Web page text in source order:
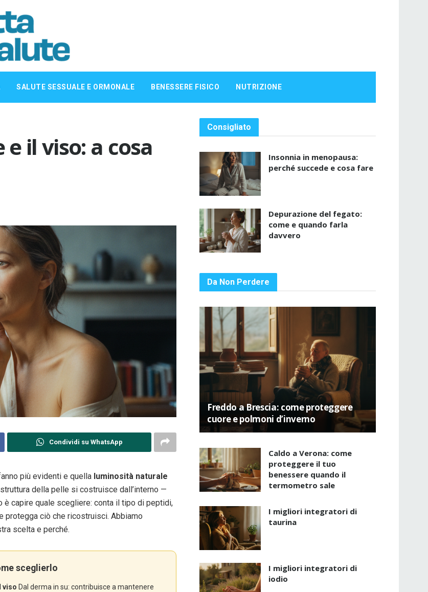
SALUTE SESSUALE E ORMONALE BENESSERE FISICO NUTRIZIONE
il viso: a cosa
Condividi su WhatsApp
più evidenti e quella luminosità naturale
della pelle si costruisce dall’interno —
è capire quale scegliere: conta il tipo di peptidi,
protegga ciò che ricostruisci. Abbiamo
scelta e perché.
sceglierlo
viso Dal derma in su: contribuisce a mantenere
Consigliato
Insonnia in menopausa:
perché succede e cosa fare
Depurazione del fegato:
come e quando farla
davvero
Da Non Perdere
Freddo a Brescia: come proteggere
cuore e polmoni d’inverno
Caldo a Verona: come
proteggere il tuo
benessere quando il
termometro sale
I migliori integratori di
taurina
I migliori integratori di
iodio